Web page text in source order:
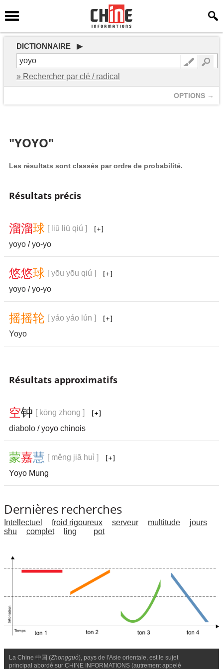
DICTIONNAIRE ▶
» Rechercher par clé / radical
OPTIONS →
"YOYO"
Les résultats sont classés par ordre de probabilité.
Résultats précis
溜溜球 [ liū liū qiú ]
yoyo /yo-yo
悠悠球 [ yōu yōu qiú ]
yoyo /yo-yo
摇摇轮 [ yáo yáo lún ]
Yoyo
Résultats approximatifs
空钟 [ kōng zhong ]
diabolo / yoyo chinois
蒙嘉慧 [ měng jiā huì ]
Yoyo Mung
Dernières recherches
Intellectuel froid rigoureux serveur multitude
jours
shu
complet ling pot
La Chine 中国 (Zhongguó), pays de l'Asie orientale, est le sujet
principal abordé sur CHINE INFORMATIONS (autrement appelé